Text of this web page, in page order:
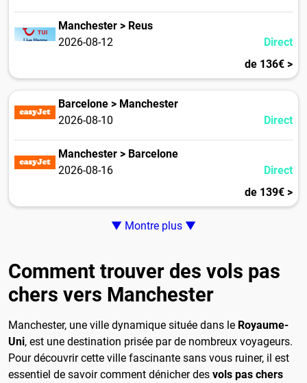
Manchester > Reus
2026-08-12
Direct
de 136€ >
Barcelone > Manchester
2026-08-10
Direct
Manchester > Barcelone
2026-08-16
Direct
de 139€ >
▼ Montre plus ▼
Comment trouver des vols pas
chers vers Manchester
Manchester, une ville dynamique située dans le Royaume-
Uni, est une destination prisée par de nombreux voyageurs.
Pour découvrir cette ville fascinante sans vous ruiner, il est
essentiel de savoir comment dénicher des vols pas chers